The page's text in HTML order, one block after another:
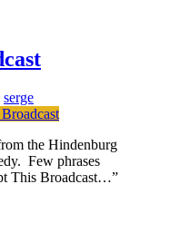
serge
the Hindenburg
Few phrases
This Broadcast…”